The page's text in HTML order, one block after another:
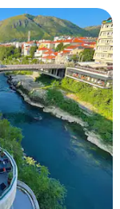
reseñas